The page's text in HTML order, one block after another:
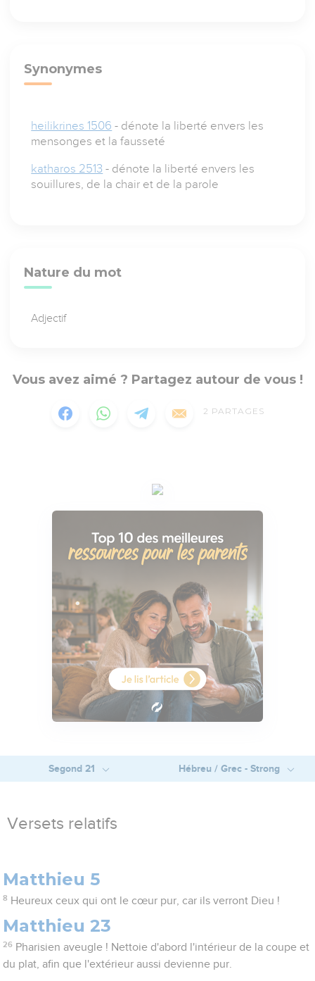
Synonymes
heilikrines 1506 - dénote la liberté envers les
mensonges et la fausseté
katharos 2513 - dénote la liberté envers les
souillures, de la chair et de la parole
Nature du mot
Adjectif
Vous avez aimé ? Partagez autour de vous !
2 PARTAGES
Segond 21 Hébreu / Grec - Strong
Versets relatifs
Matthieu 5
8 Heureux ceux qui ont le cœur pur, car ils verront Dieu !
Matthieu 23
26 Pharisien aveugle ! Nettoie d'abord l'intérieur de la coupe et
du plat, afin que l'extérieur aussi devienne pur.